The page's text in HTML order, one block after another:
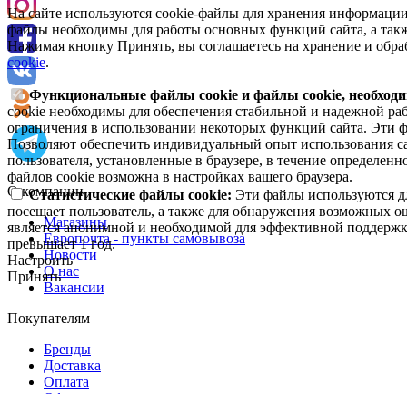
На сайте используются cookie-файлы для хранения
файлы необходимы для работы основных функций сайта, а
Нажимая кнопку Принять, вы соглашаетесь на хранение и
cookie.
Функциональные файлы cookie и файлы cookie,
cookie необходимы для обеспечения стабильной и надежной
ограничения в использовании некоторых функций сайта. Эти
Позволяют обеспечить индивидуальный опыт использования
пользователя, установленные в браузере, в течение
файлов cookie возможна в настройках вашего браузера.
Статистические файлы cookie: Эти файлы используются
посещает пользователь, а также для обнаружения возможных
является анонимной и необходимой для эффективной
превышает 1 год.
Настроить
Принять
О компании
Магазины
Европочта - пункты самовывоза
Новости
О нас
Вакансии
Покупателям
Бренды
Доставка
Оплата